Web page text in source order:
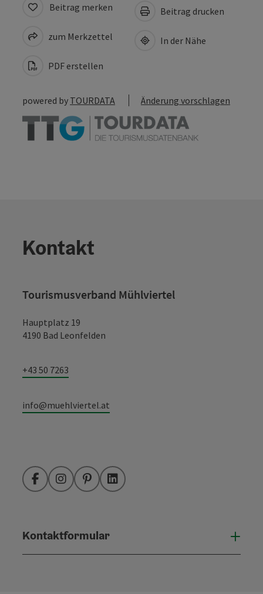
Beitrag merken
zum Merkzettel
PDF erstellen
Beitrag drucken
In der Nähe
powered by TOURDATA Änderung vorschlagen
Kontakt
Tourismusverband Mühlviertel
Hauptplatz 19
4190 Bad Leonfelden
+43 50 7263
info@muehlviertel.at
FacebookInstagramPinterestLinkedIn
Kontaktformular